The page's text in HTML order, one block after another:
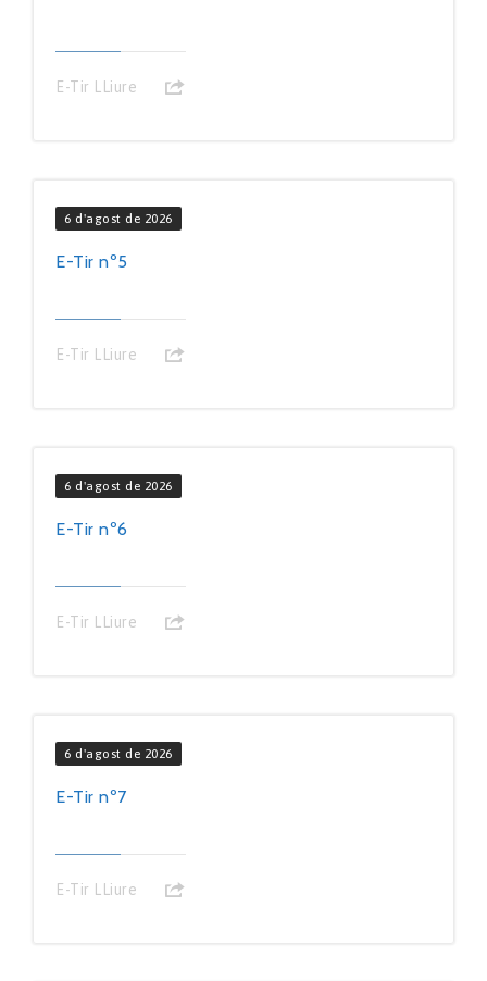
E-Tir LLiure
6 d'agost de 2026
E-Tir nº5
E-Tir LLiure
6 d'agost de 2026
E-Tir nº6
E-Tir LLiure
6 d'agost de 2026
E-Tir nº7
E-Tir LLiure